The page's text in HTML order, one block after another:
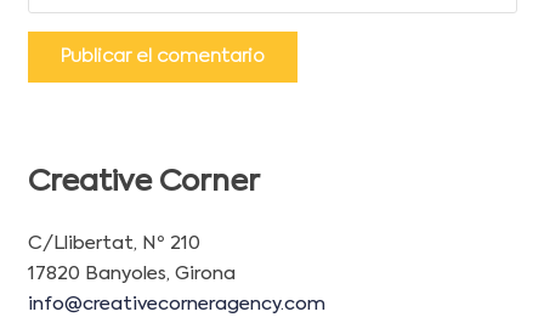
Publicar el comentario
Creative Corner
C/Llibertat, Nº 210
17820 Banyoles, Girona
info@creativecorneragency.com